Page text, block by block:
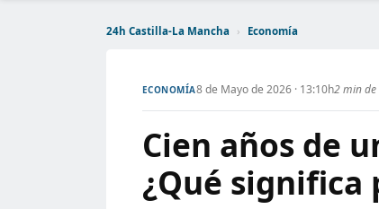
24h Castilla-La Mancha › Economía
ECONOMÍA8 de Mayo de 2026 · 13:10h2 min
Cien años de
¿Qué significa